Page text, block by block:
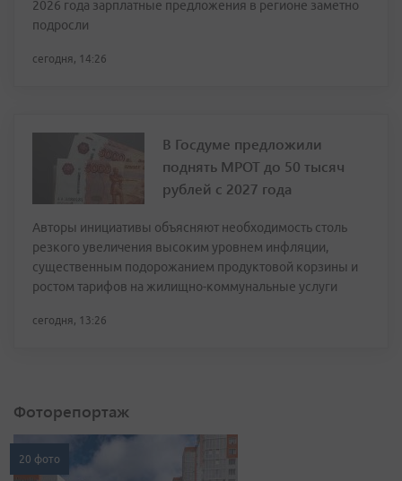
2026 года зарплатные предложения в регионе заметно
подросли
сегодня, 14:26
В Госдуме предложили
поднять МРОТ до 50 тысяч
рублей с 2027 года
Авторы инициативы объясняют необходимость столь
резкого увеличения высоким уровнем инфляции,
существенным подорожанием продуктовой корзины и
ростом тарифов на жилищно-коммунальные услуги
сегодня, 13:26
Фоторепортаж
20 фото